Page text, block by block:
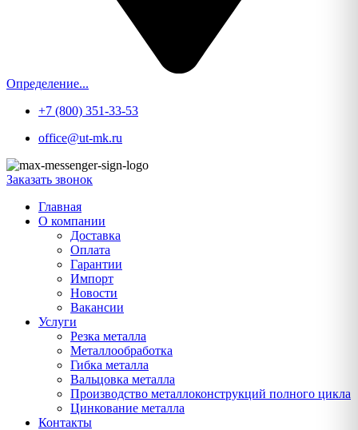
Определение...
+7 (800) 351-33-53
office@ut-mk.ru
Заказать звонок
Главная
О компании
Доставка
Оплата
Гарантии
Импорт
Новости
Вакансии
Услуги
Резка металла
Металлообработка
Гибка металла
Вальцовка металла
Производство металлоконструкций полного цикла
Цинкование металла
Контакты